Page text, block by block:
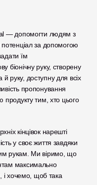
— допомогти людям з
потенціал за допомогою
їм
біонічну руку, створену
й руку, доступну для всіх
пропонування
продукту тим, хто цього
кінцівок нарешті
у своє життя завдяки
рукам. Ми віримо, що
максимально
і хочемо, щоб така